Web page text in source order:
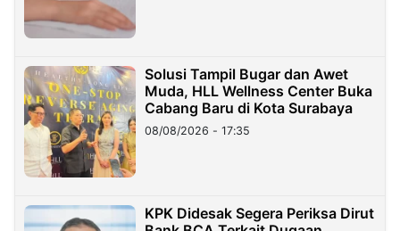
Solusi Tampil Bugar dan Awet
Muda, HLL Wellness Center Buka
Cabang Baru di Kota Surabaya
08/08/2026 - 17:35
KPK Didesak Segera Periksa Dirut